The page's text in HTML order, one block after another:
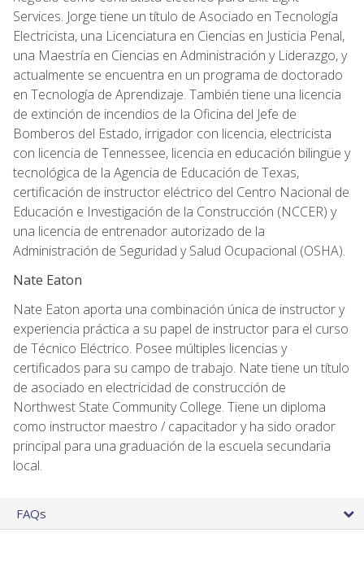
Services. Jorge tiene un título de Asociado en Tecnología
Electricista, una Licenciatura en Ciencias en Justicia Penal,
una Maestría en Ciencias en Administración y Liderazgo, y
actualmente se encuentra en un programa de doctorado
en Tecnología de Aprendizaje. También tiene una licencia
de extinción de incendios de la Oficina del Jefe de
Bomberos del Estado, irrigador con licencia, electricista
con licencia de Tennessee, licencia en educación bilingüe y
tecnológica de la Agencia de Educación de Texas,
certificación de instructor eléctrico del Centro Nacional de
Educación e Investigación de la Construcción (NCCER) y
una licencia de entrenador autorizado de la
Administración de Seguridad y Salud Ocupacional (OSHA).
Nate Eaton
Nate Eaton aporta una combinación única de instructor y
experiencia práctica a su papel de instructor para el curso
de Técnico Eléctrico. Posee múltiples licencias y
certificados para su campo de trabajo. Nate tiene un título
de asociado en electricidad de construcción de
Northwest State Community College. Tiene un diploma
como instructor maestro / capacitador y ha sido orador
principal para una graduación de la escuela secundaria
local.
FAQs